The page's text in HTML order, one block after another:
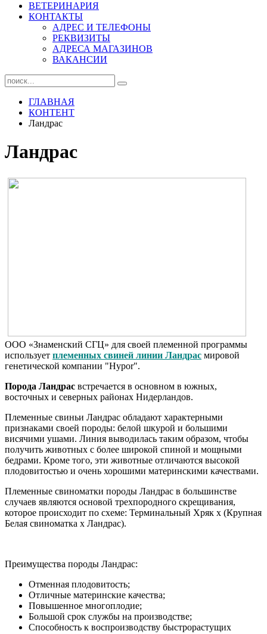
ВЕТЕРИНАРИЯ
КОНТАКТЫ
АДРЕС И ТЕЛЕФОНЫ
РЕКВИЗИТЫ
АДРЕСА МАГАЗИНОВ
ВАКАНСИИ
ГЛАВНАЯ
КОНТЕНТ
Ландрас
Ландрас
ООО «Знаменский СГЦ» для своей племенной программы
использует племенных свиней линии Ландрас мировой
генетической компании "Hypor".
Порода Ландрас встречается в основном в южных,
восточных и северных районах Нидерландов.
Племенные свиньи Ландрас обладают характерными
признаками своей породы: белой шкурой и большими
висячими ушами. Линия выводилась таким образом, чтобы
получить животных с более широкой спиной и мощными
бедрами. Кроме того, эти животные отличаются высокой
плодовитостью и очень хорошими материнскими качествами.
Племенные свиноматки породы Ландрас в большинстве
случаев являются основой трехпородного скрещивания,
которое происходит по схеме: Терминальный Хряк х (Крупная
Белая свиноматка х Ландрас).
Преимущества породы Ландрас:
Отменная плодовитость;
Отличные материнские качества;
Повышенное многоплодие;
Большой срок службы на производстве;
Способность к воспроизводству быстрорастущих